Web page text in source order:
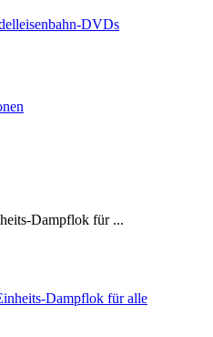
DVDs
Dampflok für ...